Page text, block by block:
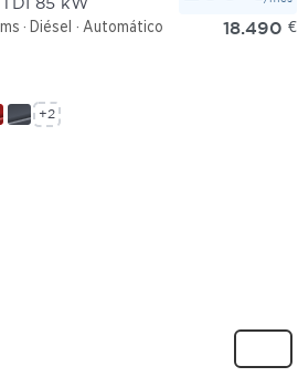
Diésel
Automático
18.490 €
+2